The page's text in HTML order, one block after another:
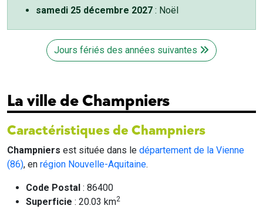
samedi 25 décembre 2027 : Noël
Jours fériés des années suivantes
La ville de Champniers
Caractéristiques de Champniers
Champniers est située dans le département de la Vienne
(86), en région Nouvelle-Aquitaine.
Code Postal : 86400
Superficie : 20.03 km2